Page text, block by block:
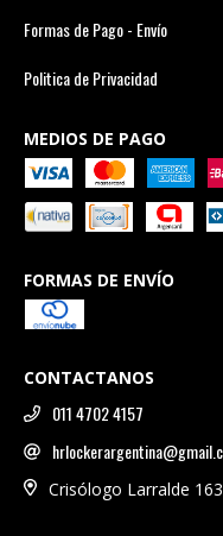
Formas de Pago - Envío
Politica de Privacidad
MEDIOS DE PAGO
FORMAS DE ENVÍO
CONTACTANOS
011 4702 4157
Crisólogo Larralde